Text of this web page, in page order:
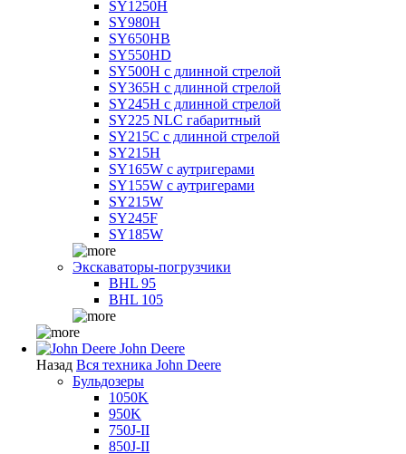
SY1250H
SY980H
SY650HB
SY550HD
SY500H с длинной стрелой
SY365H с длинной стрелой
SY245H с длинной стрелой
SY225 NLC габаритный
SY215C с длинной стрелой
SY215H
SY165W с аутригерами
SY155W с аутригерами
SY215W
SY245F
SY185W
Экскаваторы-погрузчики
BHL 95
BHL 105
John Deere
Назад Вся техника John Deere
Бульдозеры
1050K
950K
750J-II
850J-II